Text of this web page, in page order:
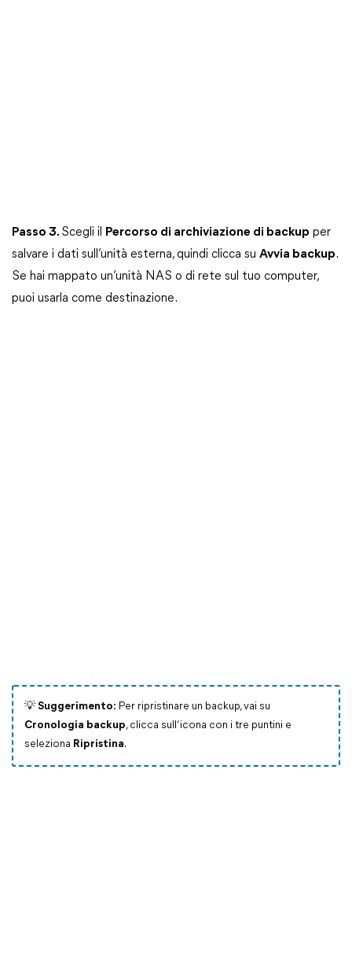
Passo 3. Scegli il Percorso di archiviazione di backup per
salvare i dati sull’unità esterna, quindi clicca su Avvia backup.
Se hai mappato un’unità NAS o di rete sul tuo computer,
puoi usarla come destinazione.
💡 Suggerimento: Per ripristinare un backup, vai su
Cronologia backup, clicca sull’icona con i tre puntini e
seleziona Ripristina.